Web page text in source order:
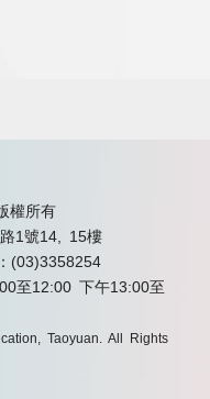
權所有
1號14, 15樓
(03)3358254
至12:00 下午13:00至
Taoyuan. All Rights